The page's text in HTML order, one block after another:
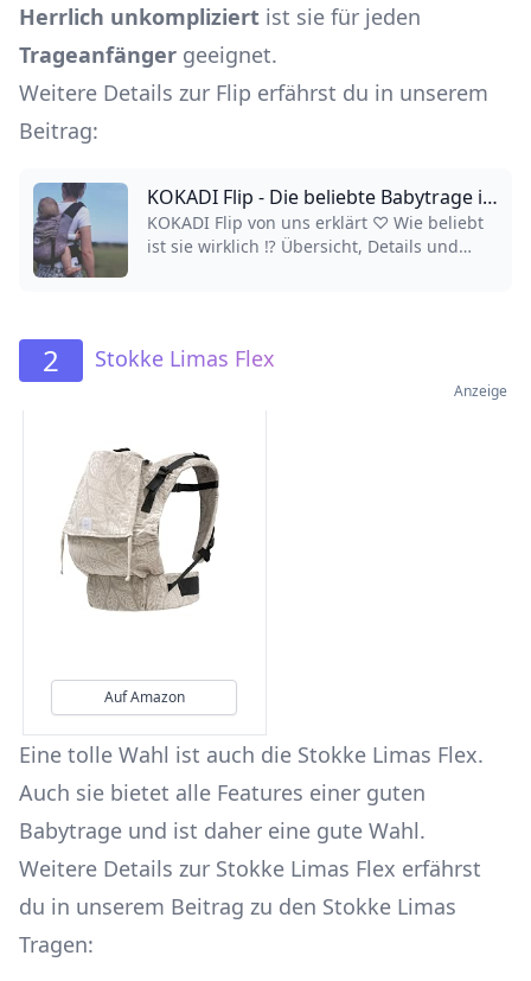
Herrlich unkompliziert ist sie für jeden
Trageanfänger geeignet.
Weitere Details zur Flip erfährst du in unserem
Beitrag:
KOKADI Flip - Die beliebte Babytrage im Detail
KOKADI Flip von uns erklärt ♡ Wie beliebt
ist sie wirklich ⁉️ Übersicht, Details und
2 Stokke Limas Flex
Anzeige
Auf Amazon
Eine tolle Wahl ist auch die Stokke Limas Flex.
Auch sie bietet alle Features einer guten
Babytrage und ist daher eine gute Wahl.
Weitere Details zur Stokke Limas Flex erfährst
du in unserem Beitrag zu den Stokke Limas
Tragen: